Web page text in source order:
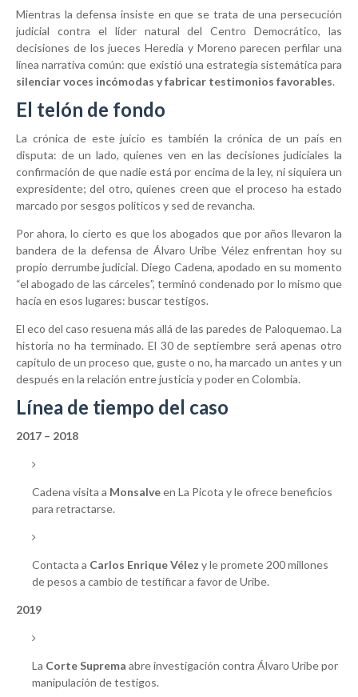
Mientras la defensa insiste en que se trata de una persecución
judicial contra el líder natural del Centro Democrático, las
decisiones de los jueces Heredia y Moreno parecen perfilar una
línea narrativa común: que existió una estrategia sistemática para
silenciar voces incómodas y fabricar testimonios favorables.
El telón de fondo
La crónica de este juicio es también la crónica de un país en
disputa: de un lado, quienes ven en las decisiones judiciales la
confirmación de que nadie está por encima de la ley, ni siquiera un
expresidente; del otro, quienes creen que el proceso ha estado
marcado por sesgos políticos y sed de revancha.
Por ahora, lo cierto es que los abogados que por años llevaron la
bandera de la defensa de Álvaro Uribe Vélez enfrentan hoy su
propio derrumbe judicial. Diego Cadena, apodado en su momento
“el abogado de las cárceles”, terminó condenado por lo mismo que
hacía en esos lugares: buscar testigos.
El eco del caso resuena más allá de las paredes de Paloquemao. La
historia no ha terminado. El 30 de septiembre será apenas otro
capítulo de un proceso que, guste o no, ha marcado un antes y un
después en la relación entre justicia y poder en Colombia.
Línea de tiempo del caso
2017 – 2018
Cadena visita a Monsalveen La Picota y le ofrece beneficios
para retractarse.
Contacta a Carlos Enrique Vélez y le promete 200 millones
de pesos a cambio de testificar a favor de Uribe.
2019
La Corte Suprema abre investigación contra Álvaro Uribe por
manipulación de testigos.